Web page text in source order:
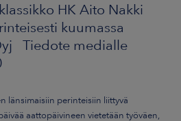
HK Aito Nakki
kuumassa
Tiedote medialle
länsimaisiin perinteisiin liittyvä
aattopäivineen vietetään työväen,